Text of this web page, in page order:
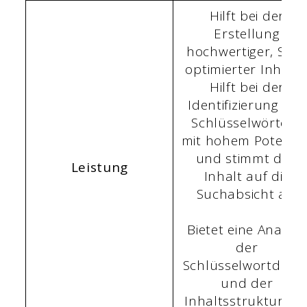
Leistung
Hilft bei der
Erstellung
hochwertiger, SEO-
optimierter
Hilft bei der
Identifizierung von
Schlüsselwörtern
mit hohem
und stimmt den
Inhalt auf die
Suchabsicht ab.
Bietet eine Analyse
der
und der
Inhaltsstruktur